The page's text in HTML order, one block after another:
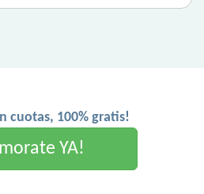
cuotas, 100% gratis!
YA!